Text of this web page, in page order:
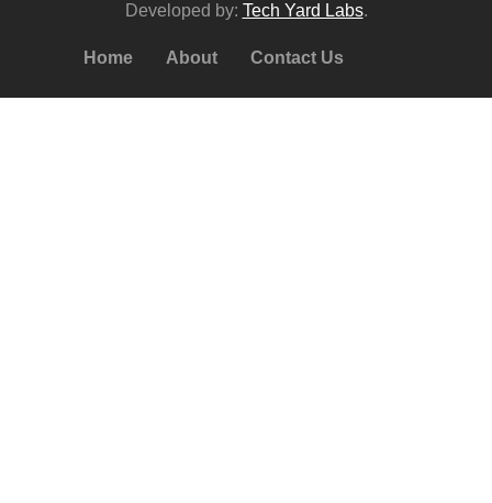
Developed by: Tech Yard Labs.
Home About Contact Us